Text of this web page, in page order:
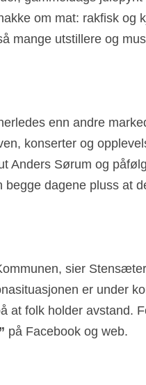
om mat: rakfisk og
mange utstillere og
enn andre
konserter og
Anders Sørum og
dagene pluss at
sier
er under
at folk holder avstand.
på Facebook og web.